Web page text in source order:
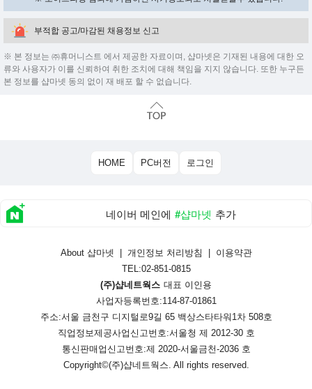
부적합 공고/마감된 채용정보 신고
※ 본 정보는 ㈜휴머니스트 에서 제공한 자료이며, 샵마넷은 기재된 내용에 대한 오
류와 사용자가 이를 신뢰하여 취한 조치에 대해 책임을 지지 않습니다. 또한 누구든
본 정보를 샵마넷 동의 없이 재 배포 할 수 없습니다.
HOME PC버전 로그인
네이버 메인에 #샵마넷 추가
About 샵마넷 개인정보 처리방침
이용약관
TEL:02-851-0815
(주)샵네트웍스 대표 이인용
사업자등록번호:114-87-01861
주소:서울 금천구 디지털로9길 65 백상스타타워1차 508호
직업정보제공사업신고번호:서울청 제 2012-30 호
통신판매업신고번호:제 2020-서울금천-2036 호
Copyright©(주)샵네트웍스. All rights reserved.